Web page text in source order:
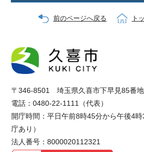
前のページへ戻る ト
〒346-8501 埼玉県久喜市下早見85番
電話：0480-22-1111（代表）
開庁時間：平日午前8時45分から午後4
庁あり）
法人番号：8000020112321